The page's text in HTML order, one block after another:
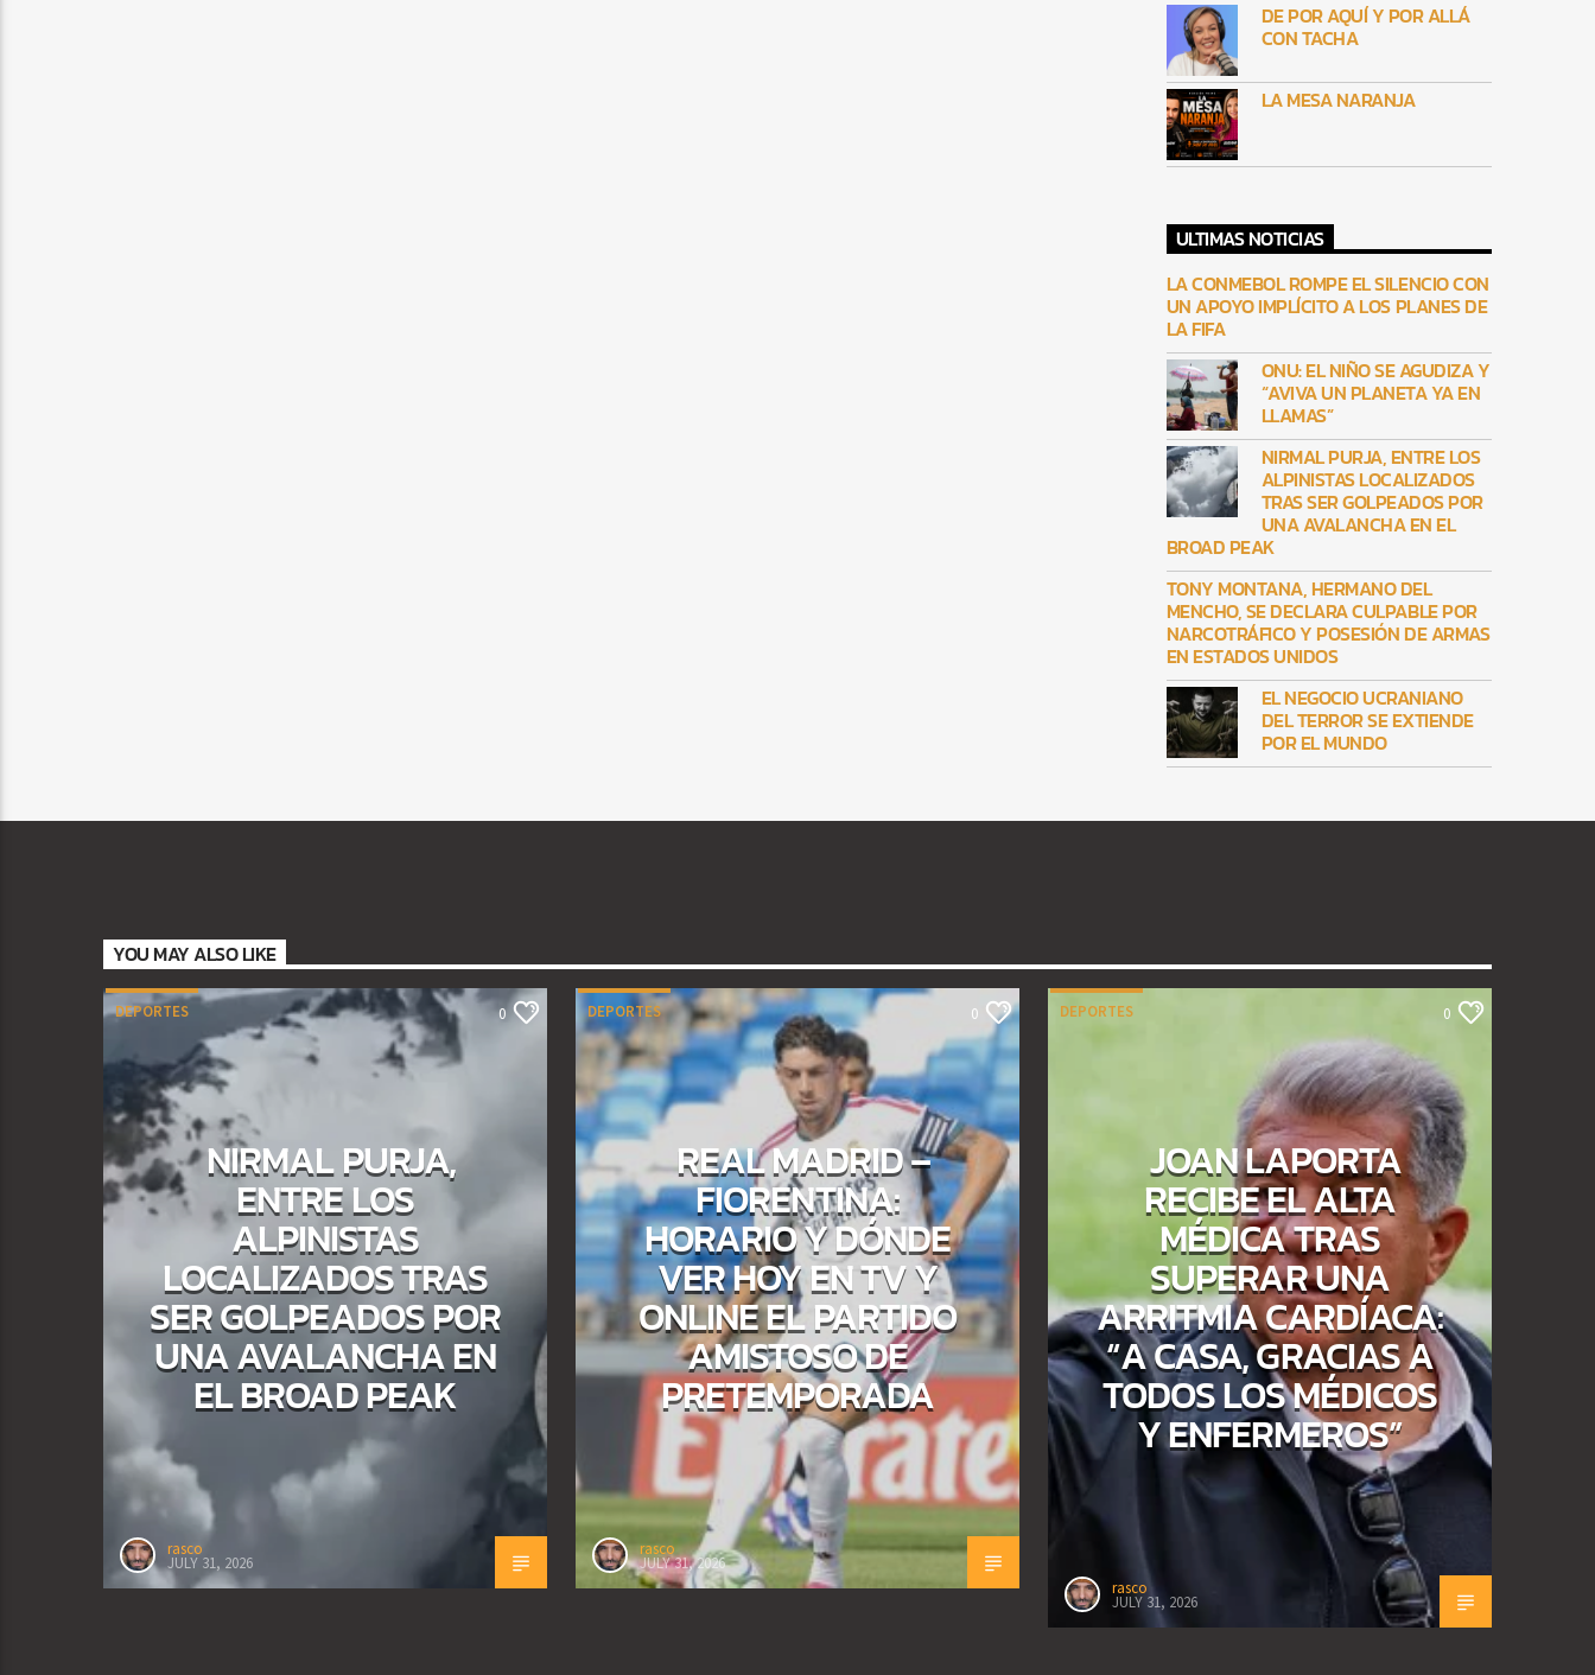
DE POR AQUÍ Y POR ALLÁ
CON TACHA
LA MESA NARANJA
ULTIMAS NOTICIAS
LA CONMEBOL ROMPE EL SILENCIO CON
UN APOYO IMPLÍCITO A LOS PLANES DE
LA FIFA
ONU: EL NIÑO SE AGUDIZA Y
“AVIVA UN PLANETA YA EN
LLAMAS”
NIRMAL PURJA, ENTRE LOS
ALPINISTAS LOCALIZADOS
TRAS SER GOLPEADOS POR
UNA AVALANCHA EN EL
BROAD PEAK
TONY MONTANA, HERMANO DEL
MENCHO, SE DECLARA CULPABLE POR
NARCOTRÁFICO Y POSESIÓN DE ARMAS
EN ESTADOS UNIDOS
EL NEGOCIO UCRANIANO
DEL TERROR SE EXTIENDE
POR EL MUNDO
YOU MAY ALSO LIKE
DEPORTES 0
NIRMAL PURJA,
ENTRE LOS
ALPINISTAS
LOCALIZADOS TRAS
SER GOLPEADOS POR
UNA AVALANCHA EN
EL BROAD PEAK
rasco
JULY 31, 2026
DEPORTES 0
REAL MADRID –
FIORENTINA:
HORARIO Y DÓNDE
VER HOY EN TV Y
ONLINE EL PARTIDO
AMISTOSO DE
PRETEMPORADA
rasco
JULY 31, 2026
DEPORTES 0
JOAN LAPORTA
RECIBE EL ALTA
MÉDICA TRAS
SUPERAR UNA
ARRITMIA CARDÍACA:
“A CASA, GRACIAS A
TODOS LOS MÉDICOS
Y ENFERMEROS”
rasco
JULY 31, 2026